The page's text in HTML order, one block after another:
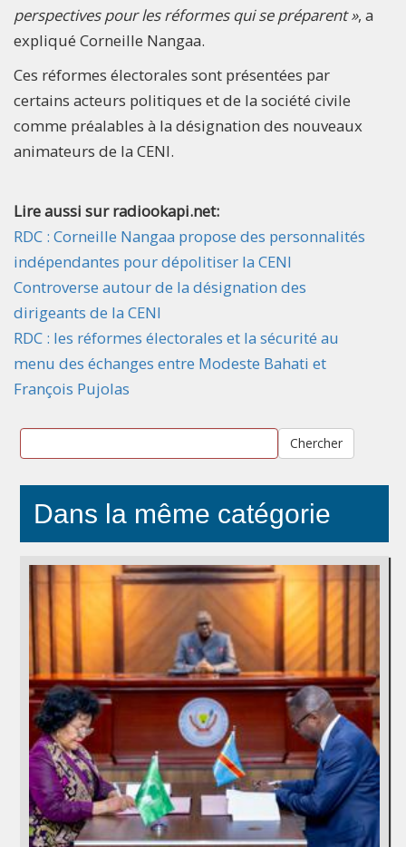
perspectives pour les réformes qui se préparent », a
expliqué Corneille Nangaa.
Ces réformes électorales sont présentées par
certains acteurs politiques et de la société civile
comme préalables à la désignation des nouveaux
animateurs de la CENI.
Lire aussi sur radiookapi.net:
RDC : Corneille Nangaa propose des personnalités
indépendantes pour dépolitiser la CENI
Controverse autour de la désignation des
dirigeants de la CENI
RDC : les réformes électorales et la sécurité au
menu des échanges entre Modeste Bahati et
François Pujolas
Chercher
Dans la même catégorie